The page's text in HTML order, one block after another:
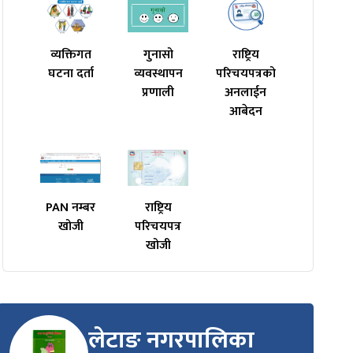
व्यक्तिगत
घटना दर्ता
गुनासो
व्यवस्थापन
प्रणाली
राष्ट्रिय
परिचयपत्रको
अनलाईन
आबेदन
PAN नम्बर
खोजी
राष्ट्रिय
परिचयपत्र
खोजी
लेटाङ नगरपालिका